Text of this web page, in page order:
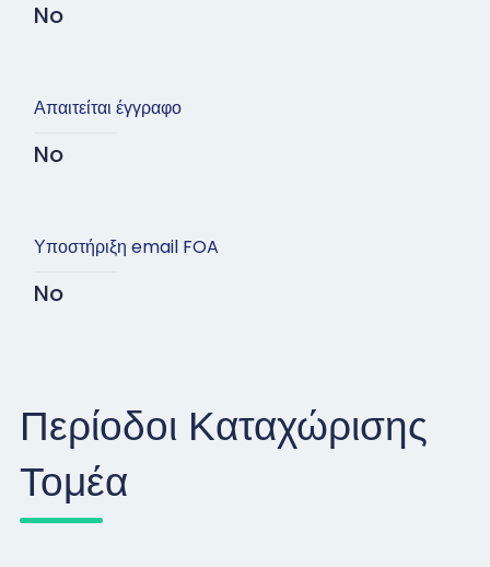
No
Απαιτείται έγγραφο
No
Υποστήριξη email FOA
No
Περίοδοι Καταχώρισης
Τομέα